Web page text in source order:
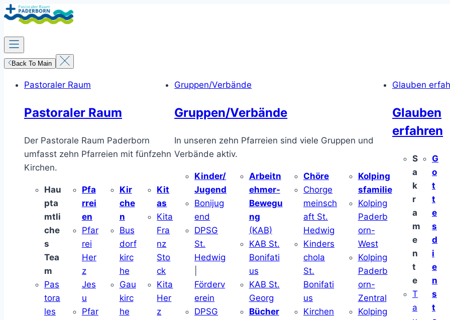
Zum
Inhalt
springen
Back To Main
Pastoraler Raum
Pastoraler Raum
Der Pastorale Raum Paderborn
umfasst zehn Pfarreien mit fünfzehn
Kirchen.
Hau
pta
mtli
che
s
Tea
m
Pas
tora
les
Pfa
rrei
en
Pfar
rei
Her
z
Jes
u
Pfar
Kir
che
n
Bus
dorf
kirc
he
Gau
kirc
he
Kit
as
Kita
Fra
nz
Sto
ck
Kita
Her
z
Gruppen/Verbände
Gruppen/Verbände
In unseren zehn Pfarreien sind viele Gruppen und
Verbände aktiv.
Kinder/
Jugend
Bonijug
end
DPSG
St.
Hedwig
Förderv
erein
DPSG
Arbeitn
ehmer-
Bewegu
ng
(KAB)
KAB St.
Bonifati
us
KAB St.
Georg
Bücher
Chöre
Chorge
meinsch
aft St.
Hedwig
Kinders
chola
St.
Bonifati
us
Kirchen
Kolping
sfamilie
Kolping
Paderb
orn-
West
Kolping
Paderb
orn-
Zentral
Kolping
Glauben
Glauben
erfahren
S
a
k
r
a
m
e
n
t
e
T
a
G
o
t
t
e
s
d
i
e
n
s
t